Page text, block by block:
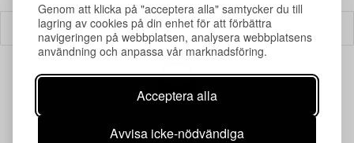
Genom att klicka på "acceptera alla" samtycker du till
lagring av cookies på din enhet för att förbättra
navigeringen på webbplatsen, analysera webbplatsens
användning och anpassa vår marknadsföring.
Acceptera alla
Avvisa icke-nödvändiga
Filter